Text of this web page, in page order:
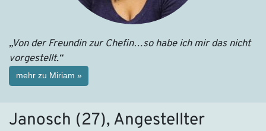
„Von der Freundin zur Chefin…so habe ich mir das nicht
vorgestellt.“
mehr zu Miriam »
Janosch (27), Angestellter